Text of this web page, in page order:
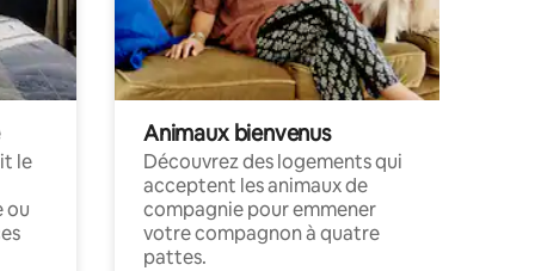
le
ou
Animaux bienvenus
Découvrez des logements qui
acceptent les animaux de
compagnie pour emmener
votre compagnon à quatre
pattes.